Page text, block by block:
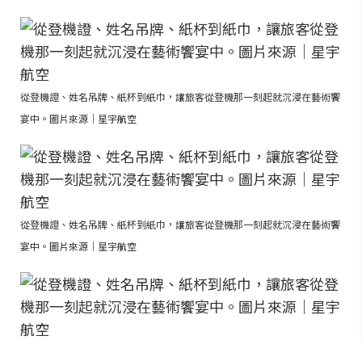
從登機證、姓名吊牌、紙杯到紙巾，讓旅客從登機那一刻起就沉浸在藝術饗
宴中。圖片來源｜星宇航空
從登機證、姓名吊牌、紙杯到紙巾，讓旅客從登機那一刻起就沉浸在藝術饗
宴中。圖片來源｜星宇航空